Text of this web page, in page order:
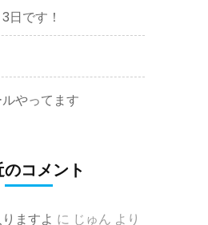
日です！
やってます
のコメント
ますよ に じゅん より